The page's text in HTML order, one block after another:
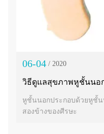
06-04 / 2020
วิธีดูแลสุขภาพหูชั้นนอ
หูชั้นนอกประกอบด้วยหูชั้
สองข้างของศีรษะ